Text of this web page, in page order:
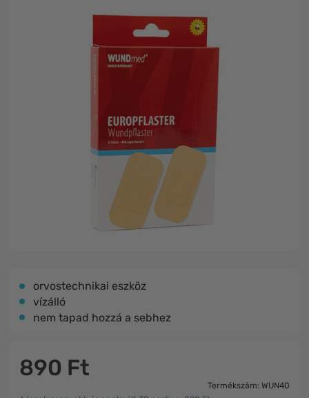
orvostechnikai eszköz
vízálló
nem tapad hozzá a sebhez
890 Ft
Termékszám: WUN40